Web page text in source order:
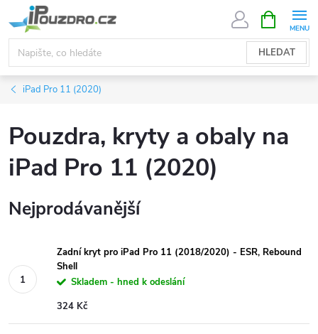
na
obsah
HLEDAT
NÁKUPNÍ
KOŠÍK
iPad Pro 11 (2020)
Pouzdra, kryty a obaly na
iPad Pro 11 (2020)
Nejprodávanější
Zadní kryt pro iPad Pro 11 (2018/2020) - ESR, Rebound
Shell
Skladem - hned k odeslání
324 Kč